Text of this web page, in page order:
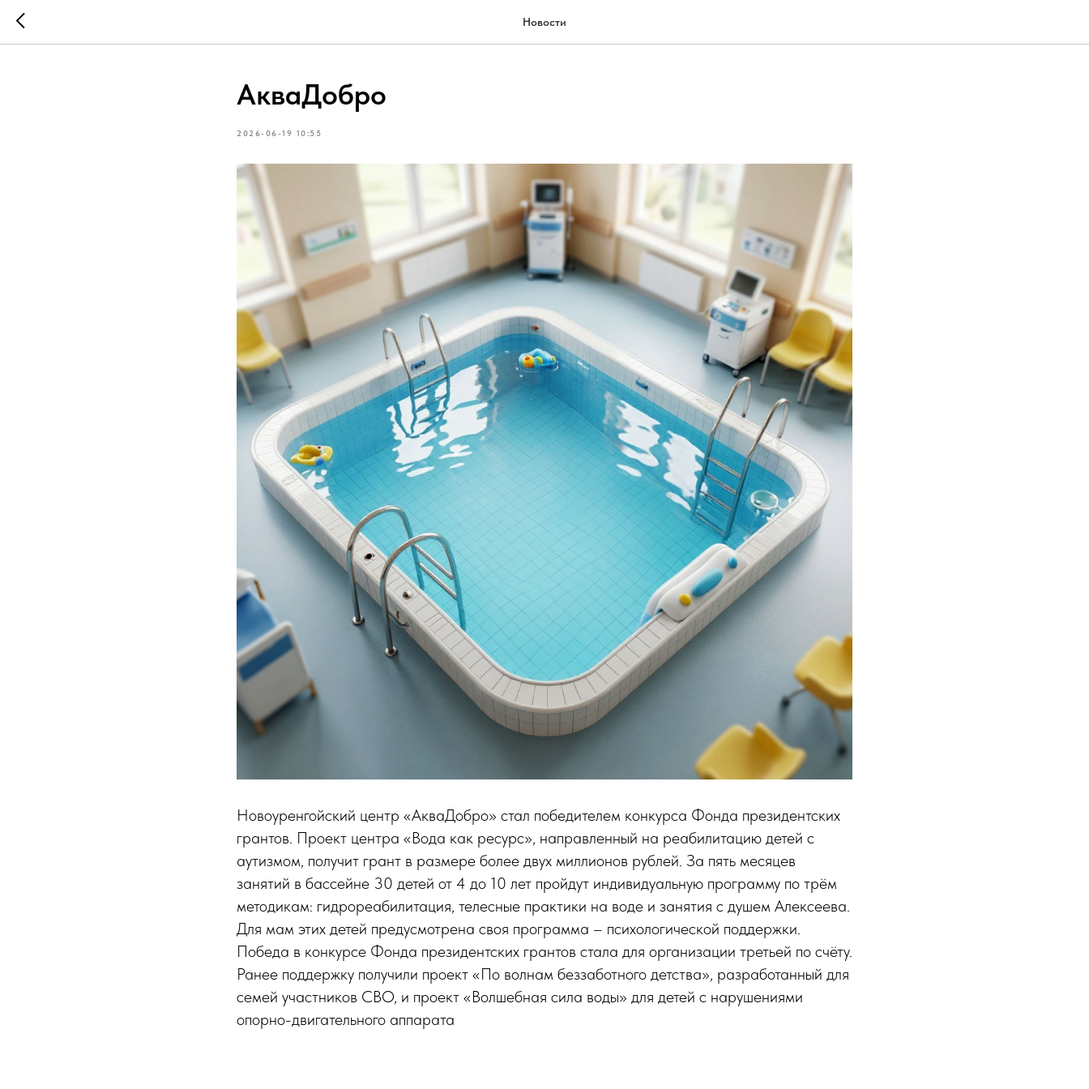
Новости
АкваДобро
2026-06-19 10:55
Новоуренгойский центр «АкваДобро» стал победителем конкурса Фонда президентских
грантов. Проект центра «Вода как ресурс», направленный на реабилитацию детей с
аутизмом, получит грант в размере более двух миллионов рублей. За пять месяцев
занятий в бассейне 30 детей от 4 до 10 лет пройдут индивидуальную программу по трём
методикам: гидрореабилитация, телесные практики на воде и занятия с душем Алексеева.
Для мам этих детей предусмотрена своя программа – психологической поддержки.
Победа в конкурсе Фонда президентских грантов стала для организации третьей по счёту.
Ранее поддержку получили проект «По волнам беззаботного детства», разработанный для
семей участников СВО, и проект «Волшебная сила воды» для детей с нарушениями
опорно-двигательного аппарата